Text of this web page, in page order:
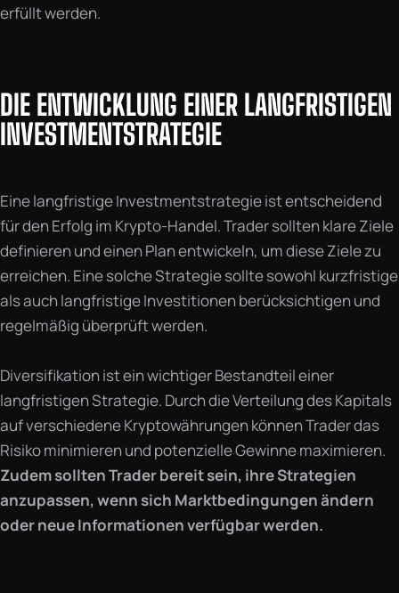
erfüllt werden.
DIE ENTWICKLUNG EINER LANGFRISTIGEN
INVESTMENTSTRATEGIE
Eine langfristige Investmentstrategie ist entscheidend
für den Erfolg im Krypto-Handel. Trader sollten klare Ziele
definieren und einen Plan entwickeln, um diese Ziele zu
erreichen. Eine solche Strategie sollte sowohl kurzfristige
als auch langfristige Investitionen berücksichtigen und
regelmäßig überprüft werden.
Diversifikation ist ein wichtiger Bestandteil einer
langfristigen Strategie. Durch die Verteilung des Kapitals
auf verschiedene Kryptowährungen können Trader das
Risiko minimieren und potenzielle Gewinne maximieren.
Zudem sollten Trader bereit sein, ihre Strategien
anzupassen, wenn sich Marktbedingungen ändern
oder neue Informationen verfügbar werden.